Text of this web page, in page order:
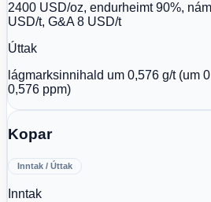
2400 USD/oz, endurheimt 90%,
USD/t, G&A 8 USD/t
Úttak
lágmarksinnihald um 0,576 g/t (um
0,576 ppm)
Kopar
Inntak / Úttak
Inntak